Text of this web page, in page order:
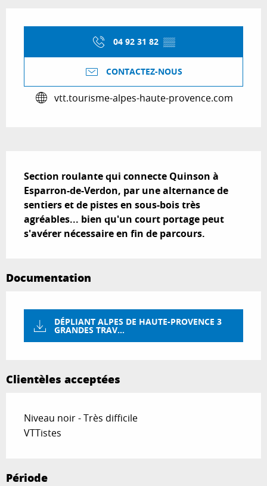
04 92 31 82 ▒▒
CONTACTEZ-NOUS
vtt.tourisme-alpes-haute-provence.com
Section roulante qui connecte Quinson à
Esparron-de-Verdon, par une alternance de
sentiers et de pistes en sous-bois très
agréables... bien qu'un court portage peut
s'avérer nécessaire en fin de parcours.
Documentation
DÉPLIANT ALPES DE HAUTE-PROVENCE 3
GRANDES TRAV...
Clientèles acceptées
Niveau noir - Très difficile
VTTistes
Période